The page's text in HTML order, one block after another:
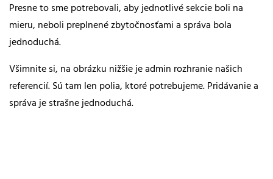
Presne to sme potrebovali, aby jednotlivé sekcie boli na
mieru, neboli preplnené zbytočnosťami a správa bola
jednoduchá.
Všimnite si, na obrázku nižšie je admin rozhranie našich
referencií. Sú tam len polia, ktoré potrebujeme. Pridávanie a
správa je strašne jednoduchá.